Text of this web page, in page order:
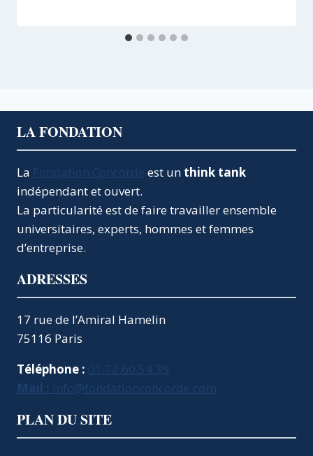
LA FONDATION
La Fondation Concorde est un think tank
indépendant et ouvert.
La particularité est de faire travailler ensemble
universitaires, experts, hommes et femmes
d’entreprise.
ADRESSES
17 rue de l’Amiral Hamelin
75116 Paris
Téléphone : 01.72.60.54.39
Mail : info@fondationconcorde.com
PLAN DU SITE